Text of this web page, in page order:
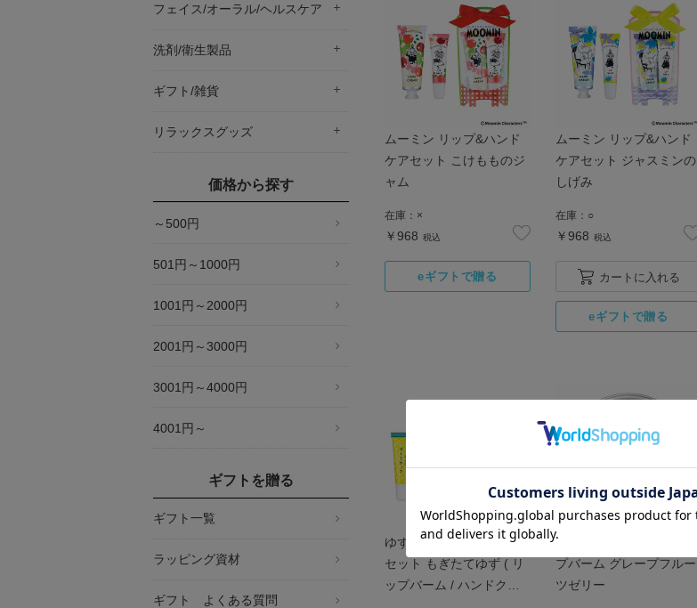
フェイス/オーラル/ヘルスケア
洗剤/衛生製品
ギフト/雑貨
リラックスグッズ
価格から探す
～500円
501円～1000円
1001円～2000円
2001円～3000円
3001円～4000円
4001円～
ギフトを贈る
ギフト一覧
ラッピング資材
ギフト よくある質問
ムーミン リップ&ハンド
ケアセット こけもものジ
ャム
在庫： ×
￥968 税込
ムーミン リップ&ハンド
ケアセット ジャスミンの
しげみ
在庫： ○
￥968 税込
カートに入れる
ゆず リップ＆ハンドケア
セット もぎたてゆず ( リ
ップバーム / ハンドクリ
デイリーディライト リッ
プバーム グレープフルー
ツゼリー